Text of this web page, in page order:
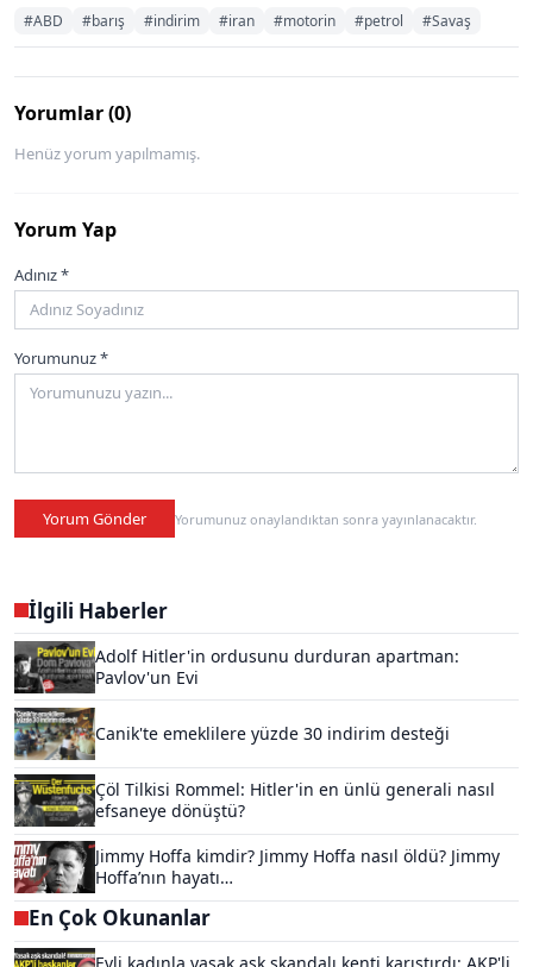
#ABD #barış #indirim #iran #motorin #petrol #Savaş
Yorumlar (0)
Henüz yorum yapılmamış.
Yorum Yap
Adınız *
Yorumunuz *
Yorum Gönder Yorumunuz onaylandıktan sonra yayınlanacaktır.
İlgili Haberler
Adolf Hitler'in ordusunu durduran apartman:
Pavlov'un Evi
Canik'te emeklilere yüzde 30 indirim desteği
Çöl Tilkisi Rommel: Hitler'in en ünlü generali nasıl
efsaneye dönüştü?
Jimmy Hoffa kimdir? Jimmy Hoffa nasıl öldü? Jimmy
Hoffa’nın hayatı…
En Çok Okunanlar